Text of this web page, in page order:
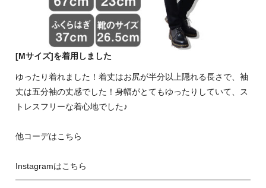
[Mサイズ]を着用しました
ゆったり着れました！着丈はお尻が半分以上隠れる長さで、袖
丈は五分袖の丈感でした！身幅がとてもゆったりしていて、ス
トレスフリーな着心地でした♪
他コーデはこちら
Instagramはこちら